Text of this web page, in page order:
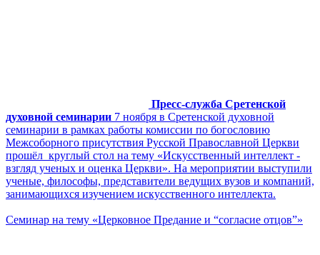
Пресс-служба Сретенской
духовной семинарии 7 ноября в Сретенской духовной
семинарии в рамках работы комиссии по богословию
Межсоборного присутствия Русской Православной Церкви
прошёл круглый стол на тему «Искусственный интеллект -
взгляд ученых и оценка Церкви». На мероприятии выступили
ученые, философы, представители ведущих вузов и компаний,
занимающихся изучением искусственного интеллекта.
Cеминар на тему «Церковное Предание и “согласие отцов”»